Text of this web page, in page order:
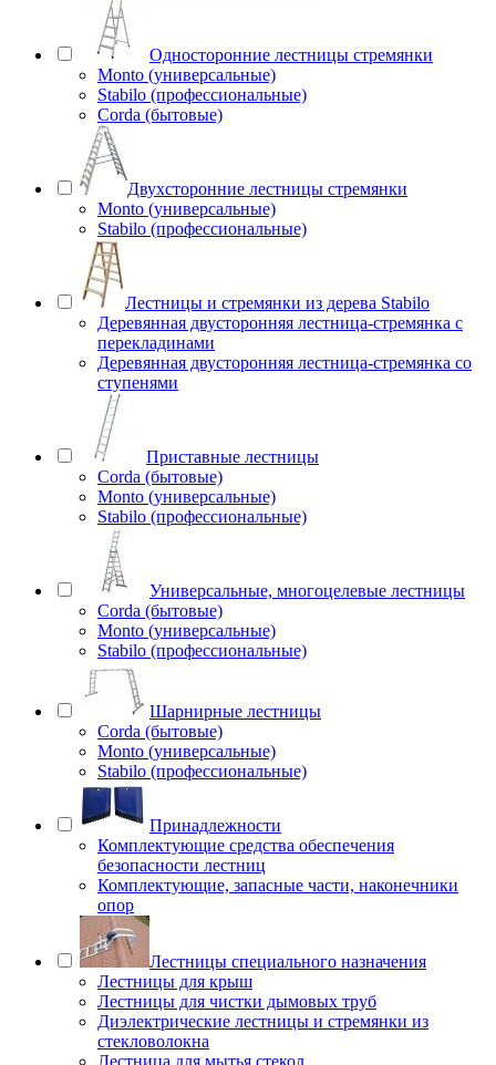
Односторонние лестницы стремянки
Monto (универсальные)
Stabilo (профессиональные)
Corda (бытовые)
Двухсторонние лестницы стремянки
Monto (универсальные)
Stabilo (профессиональные)
Лестницы и стремянки из дерева Stabilo
Деревянная двусторонняя лестница-стремянка с
перекладинами
Деревянная двусторонняя лестница-стремянка со
ступенями
Приставные лестницы
Corda (бытовые)
Monto (универсальные)
Stabilo (профессиональные)
Универсальные, многоцелевые лестницы
Corda (бытовые)
Monto (универсальные)
Stabilo (профессиональные)
Шарнирные лестницы
Corda (бытовые)
Monto (универсальные)
Stabilo (профессиональные)
Принадлежности
Комплектующие средства обеспечения
безопасности лестниц
Комплектующие, запасные части, наконечники
опор
Лестницы специального назначения
Лестницы для крыш
Лестницы для чистки дымовых труб
Диэлектрические лестницы и стремянки из
стекловолокна